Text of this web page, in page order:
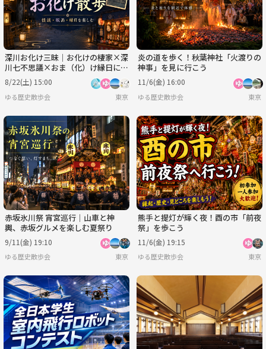
深川お化け三昧｜お化けの棲家×深
川七不思議×おま（化）け縁日にい
こう
8/22(土) 15:00
ゆる歴史散歩会 東京
炎の道を歩く！秋葉神社「火渡りの
神事」を見に行こう
11/6(金) 16:00
ゆる歴史散歩会 東京
赤坂氷川祭 宵宮巡行｜山車と神
輿、赤坂グルメを楽しむ夏祭り
9/11(金) 19:10
ゆる歴史散歩会 東京
熊手と提灯が輝く夜！酉の市「前夜
祭」を歩こう
11/6(金) 19:15
ゆる歴史散歩会 東京